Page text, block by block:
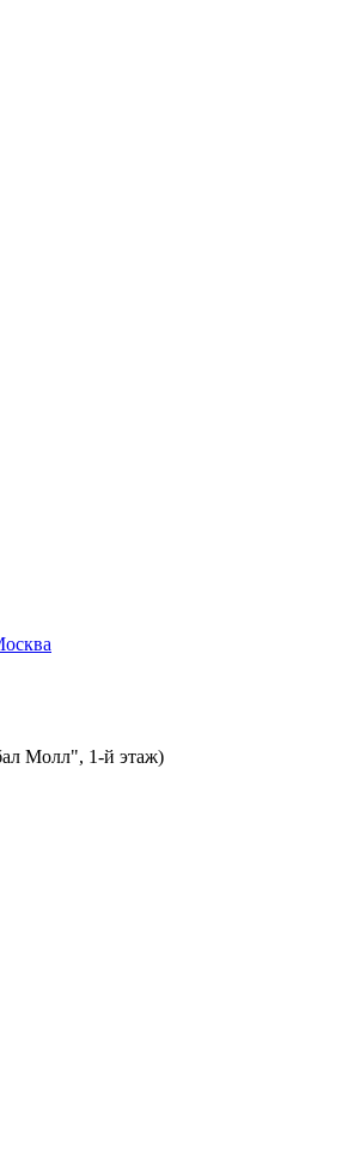
Молл", 1-й этаж)